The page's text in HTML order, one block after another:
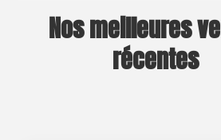
Nos meilleures
récentes